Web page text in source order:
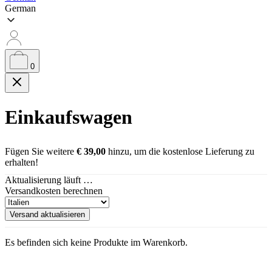
German
0
Einkaufswagen
Fügen Sie weitere € 39,00 hinzu, um die kostenlose Lieferung zu
erhalten!
Aktualisierung läuft …
Versandkosten berechnen
Versand aktualisieren
Es befinden sich keine Produkte im Warenkorb.